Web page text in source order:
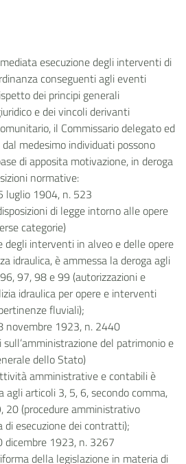
esecuzione degli interventi di
conseguenti agli eventi
dei principi generali
e dei vincoli derivanti
il Commissario delegato ed
medesimo individuati possono
di apposita motivazione, in deroga
normative:
luglio 1904, n. 523
di legge intorno alle opere
categorie)
degli interventi in alveo e delle opere
idraulica, è ammessa la deroga agli
97, 98 e 99 (autorizzazioni e
idraulica per opere e interventi
fluviali);
novembre 1923, n. 2440
sull’amministrazione del patrimonio e
dello Stato)
amministrative e contabili è
agli articoli 3, 5, 6, secondo comma,
20 (procedure amministrativo
esecuzione dei contratti);
dicembre 1923, n. 3267
della legislazione in materia di